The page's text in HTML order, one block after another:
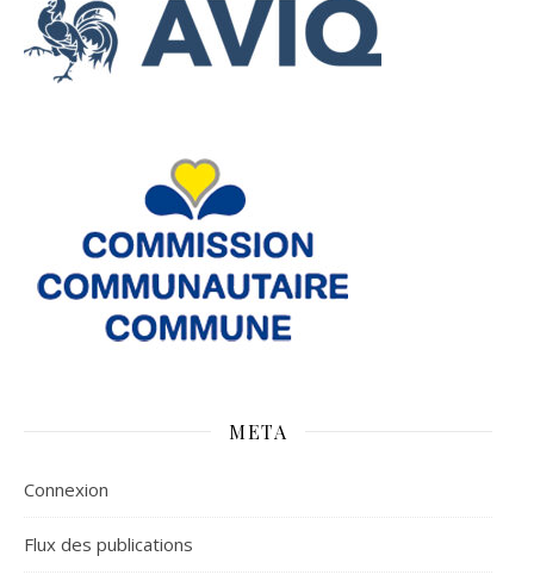
META
Connexion
Flux des publications